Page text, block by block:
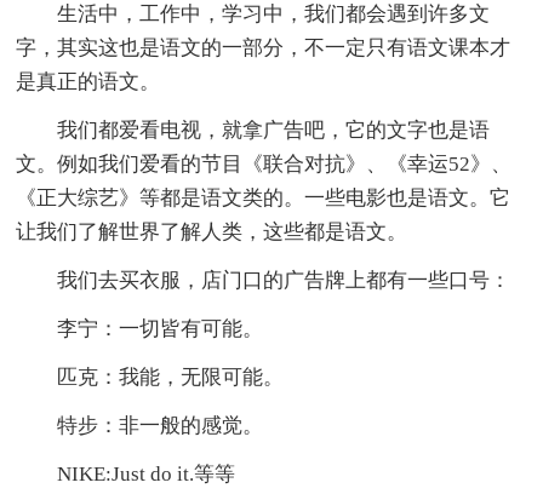
生活中，工作中，学习中，我们都会遇到许多文
字，其实这也是语文的一部分，不一定只有语文课本才
是真正的语文。
我们都爱看电视，就拿广告吧，它的文字也是语
文。例如我们爱看的节目《联合对抗》、《幸运52》、
《正大综艺》等都是语文类的。一些电影也是语文。它
让我们了解世界了解人类，这些都是语文。
我们去买衣服，店门口的广告牌上都有一些口号：
李宁：一切皆有可能。
匹克：我能，无限可能。
特步：非一般的感觉。
NIKE:Just do it.等等